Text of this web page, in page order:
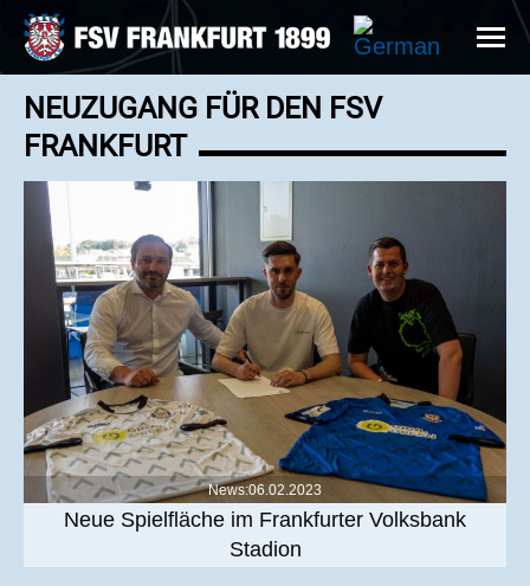
NEUZUGANG FÜR DEN FSV
FRANKFURT
News:06.02.2023
Neue Spielfläche im Frankfurter Volksbank
Stadion